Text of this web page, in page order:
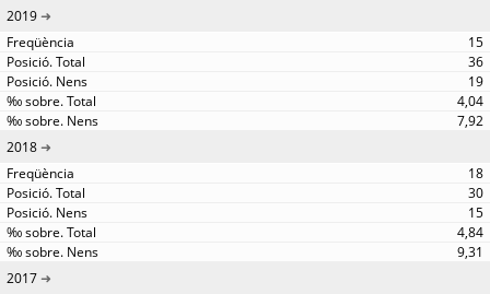
2019
15
36
19
4,04
7,92
2018
18
30
15
4,84
9,31
2017